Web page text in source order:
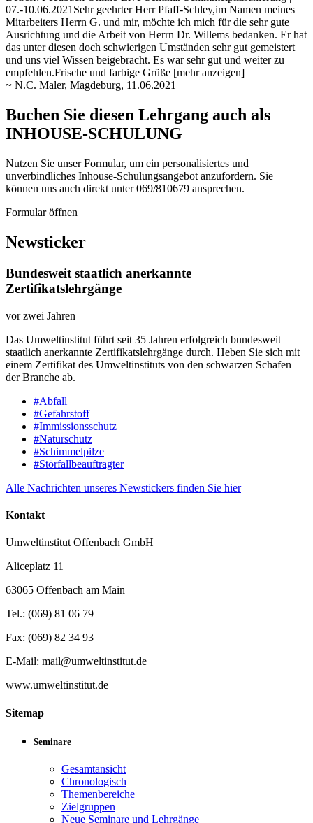
07.-10.06.2021Sehr geehrter Herr Pfaff-Schley,im Namen meines
Mitarbeiters Herrn G. und mir, möchte ich mich für die sehr gute
Ausrichtung und die Arbeit von Herrn Dr. Willems bedanken. Er hat
das unter diesen doch schwierigen Umständen sehr gut gemeistert
und uns viel Wissen beigebracht. Es war sehr gut und weiter zu
empfehlen.Frische und farbige Grüße [mehr anzeigen]
~ N.C. Maler, Magdeburg, 11.06.2021
Buchen Sie diesen Lehrgang auch als
INHOUSE-SCHULUNG
Nutzen Sie unser Formular, um ein personalisiertes und
unverbindliches Inhouse-Schulungs­angebot anzufordern. Sie
können uns auch direkt unter 069/810679 ansprechen.
Formular öffnen
Newsticker
Bundesweit staatlich anerkannte
Zertifikatslehrgänge
vor zwei Jahren
Das Umweltinstitut führt seit 35 Jahren erfolgreich bundesweit
staatlich anerkannte Zertifikatslehrgänge durch. Heben Sie sich mit
einem Zertifikat des Umweltinstituts von den schwarzen Schafen
der Branche ab.
#Abfall
#Gefahrstoff
#Immissionsschutz
#Naturschutz
#Schimmelpilze
#Störfallbeauftragter
Alle Nachrichten unseres Newstickers finden Sie hier
Kontakt
Umweltinstitut Offenbach GmbH
Aliceplatz 11
63065 Offenbach am Main
Tel.: (069) 81 06 79
Fax: (069) 82 34 93
E-Mail: mail@umweltinstitut.de
www.umweltinstitut.de
Sitemap
Seminare
Gesamtansicht
Chronologisch
Themenbereiche
Zielgruppen
Neue Seminare und Lehrgänge